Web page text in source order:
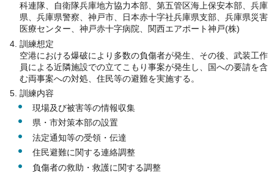
科連隊、自衛隊兵庫地方協力本部、第五管区海上保安本部、兵庫
県、兵庫県警察、神戸市、日本赤十字社兵庫県支部、兵庫県災害
医療センター、神戸赤十字病院、関西エアポート神戸(株)
訓練想定
空港における爆破により多数の負傷者が発生、その後、武装工作
員による近隣施設での立てこもり事案が発生し、国への要請を含
む両事案への対処、住民等の避難を実施する。
訓練内容
現場及び被害等の情報収集
県・市対策本部の設置
法定通知等の受領・伝達
住民避難に関する連絡調整
負傷者の救助・救護に関する調整